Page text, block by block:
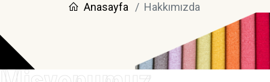
Anasayfa Hakkımızda